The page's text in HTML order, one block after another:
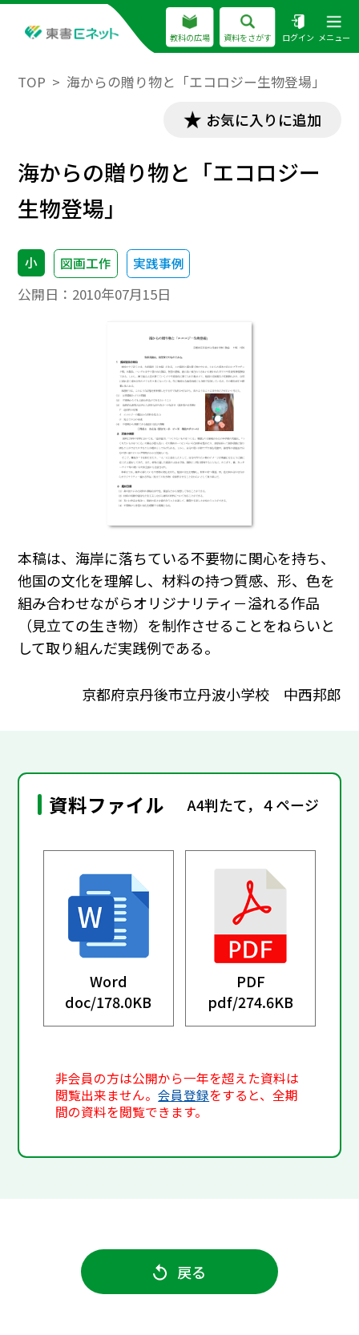
教科の広場 資料をさがす ログイン メニュー
TOP 海からの贈り物と「エコロジー生物登場」
お気に入りに追加
海からの贈り物と「エコロジー
生物登場」
小 図画工作 実践事例
公開日： 2010年07月15日
本稿は、海岸に落ちている不要物に関心を持ち、
他国の文化を理解し、材料の持つ質感、形、色を
組み合わせながらオリジナリティ－溢れる作品
（見立ての生き物）を制作させることをねらいと
して取り組んだ実践例である。
京都府京丹後市立丹波小学校 中西邦郎
資料ファイル A4判たて，４ページ
Word
doc/178.0KB
PDF
pdf/274.6KB
非会員の方は公開から一年を超えた資料は
閲覧出来ません。会員登録をすると、全期
間の資料を閲覧できます。
戻る